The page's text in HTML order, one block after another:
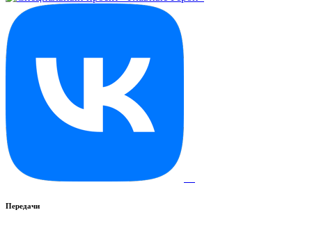
Передачи